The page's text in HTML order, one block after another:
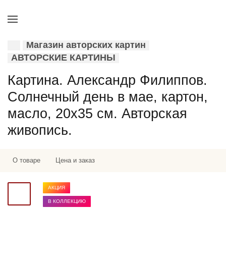
Магазин авторских картин
АВТОРСКИЕ КАРТИНЫ
Картина. Александр Филиппов.
Солнечный день в мае, картон,
масло, 20х35 см. Авторская
живопись.
О товаре Цена и заказ
АКЦИЯ
В КОЛЛЕКЦИЮ